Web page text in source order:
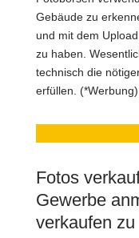
Gebäude zu
und mit dem
zu haben.
technisch die
erfüllen. (*Werbung)
Fotos
Gewerbe
verkaufen